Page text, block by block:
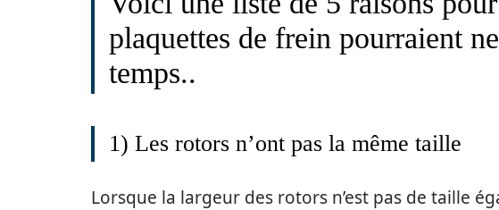
plaquettes de frein pourraient
temps..
1) Les rotors n’ont pas la même taille
Lorsque la largeur des rotors n’est pas de taille